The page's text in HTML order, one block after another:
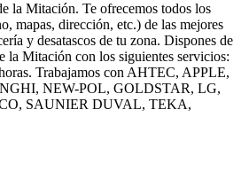
la Mitación. Te ofrecemos todos los
mapas, dirección, etc.) de las mejores
y desatascos de tu zona. Dispones de
la Mitación con los siguientes servicios:
Trabajamos con AHTEC, APPLE,
NEW-POL, GOLDSTAR, LG,
SAUNIER DUVAL, TEKA,